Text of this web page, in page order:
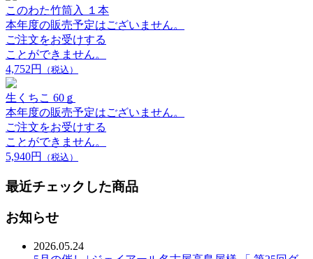
このわた竹筒入 １本
本年度の販売予定はございません。
ご注文をお受けする
ことができません。
4,752円
（税込）
生くちこ 60ｇ
本年度の販売予定はございません。
ご注文をお受けする
ことができません。
5,940円
（税込）
最近チェックした商品
お知らせ
2026.05.24